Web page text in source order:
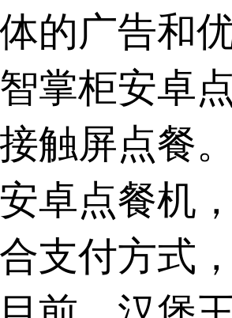
的广告和
掌柜安卓
触屏点餐。
卓点餐机
支付方式